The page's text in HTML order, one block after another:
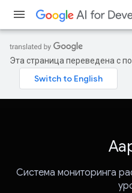
Эта страница переведена с
Система мониторинга